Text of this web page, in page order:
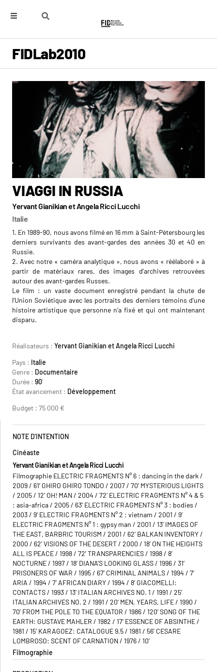
FIDLab2010
VIAGGI IN RUSSIA
Yervant Gianikian et Angela Ricci Lucchi
Italie
Réalisateurs : Yervant Gianikian et Angela Ricci Lucchi
Pays : Italie
Genre : Documentaire
Durée : 90’
État avancement : Développement
Budget : 75 000 €
1. En 1989-90, nous avons filmé en 16 mm à Saint-Pétersbourg les
derniers survivants des avant-gardes des années 30 et 40 en
Russie.
2. Avec notre « caméra analytique », nous avons « réélaboré » à
partir de matériaux rares, des images d’archives retrouvées
autour des avant-gardes Russes.
Le film : un vaste document enregistré pendant la chute de
l’Union Soviétique avec les portraits des derniers témoins d’une
histoire artistique que personne n’a fixé et qui ont maintenant
disparu.
NOTE D'INTENTION
Cinéaste
Yervant Gianikian et Angela Ricci Lucchi
Filmographie ELECTRIC FRAGMENTS N° 6 : dancing in the dark /
2009 / 61’ GHIRO GHIRO TONDO / 2007 / 70’ MYSTERIOUS LIGHTS
/ 2005 / 12’ OH! MAN / 2004 / 72’ ELECTRIC FRAGMENTS N° 4 & 5
: asia-africa / 2005 / 63’ ELECTRIC FRAGMENTS N° 3 : bodies /
2003 / 9’ ELECTRIC FRAGMENTS N° 2 : vietnam / 2001 / 9’
ELECTRIC FRAGMENTS N° 1 : gypsy man / 2001 / 13’ IMAGES OF
THE EAST, BARBRIC TOURISM / 2001 / 62’ BALKAN INVENTORY /
2000 / 62’ VISIONS OF THE DESERT / 2000 / 18’ ON THE HEIGHTS
ALL IS PEACE / 1998 / 72’ TRANSPARENCIES / 1998 / 8’
NOCTURNE / 1997 / 18’ DIANA’S LOOKING GLASS / 1996 / 31’
PRISONERS OF WAR / 1995 / 67’ CRIMINAL ANIMALS / 1994 / 7’
ARIA / 1994 / 7’ AFRICAN DIARY / 1994 / 8’ GIACOMELLI:
CONTACTS / 1993 / 13’ ITALIAN ARCHIVES NO. 1 / 1991 / 25’
ITALIAN ARCHIVES NO. 2 / 1991 / 20’ MEN, YEARS, LIFE / 1990 /
70’ FROM THE POLE TO THE EQUATOR / 1986 / 120’ SONG OF THE
EARTH: GUSTAVE MAHLER / 1982 / 17’ ESSENCE OF ABSINTHE /
1981 / 15’ KARAGOEZ: CATALOGUE 9.5 / 1981 / 56’ CESARE
LOMBROSO: SCENT OF CARNATION / 1976 / 10’
Filmographie